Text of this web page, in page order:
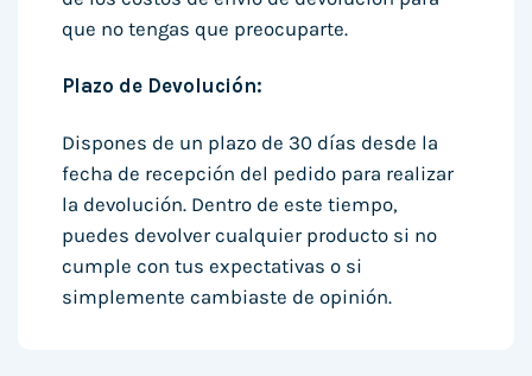
que no tengas que preocuparte.
Plazo de Devolución:
Dispones de un plazo de 30 días desde la
fecha de recepción del pedido para realizar
la devolución. Dentro de este tiempo,
puedes devolver cualquier producto si no
cumple con tus expectativas o si
simplemente cambiaste de opinión.